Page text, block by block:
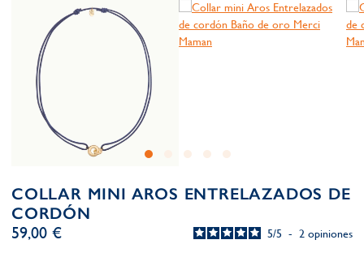
COLLAR MINI AROS ENTRELAZADOS DE
CORDÓN
5/5 - 2 opiniones
59,00 €